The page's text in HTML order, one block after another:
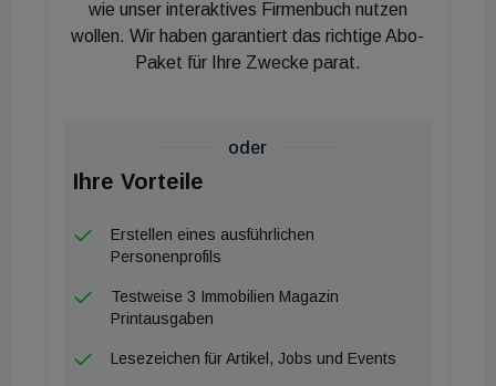
Forschungsförderungsgesellschaft (FFG) erhalten,
was die technologische Reife der KI-basierten
Analysetools unterstreicht.
Datenbereich. „Die Markterfahrung der Compass-
Gruppe in den Bereichen Grund- und Firmenbuch
wird unsere Expansion tatkräftig unterstützen“,
erklärt Niki Stadler, CEO von Propcorn AI. München
betrachte man dabei als strategisches „Tor zum
deutschen Markt“. Mit den neuen Mitteln soll neben
wie unser interaktives Firmenbuch nutzen
wollen. Wir haben garantiert das richtige Abo-
Paket für Ihre Zwecke parat.
oder
Ihre Vorteile
Erstellen eines ausführlichen
Personenprofils
Testweise 3 Immobilien Magazin
Printausgaben
Lesezeichen für Artikel, Jobs und Events